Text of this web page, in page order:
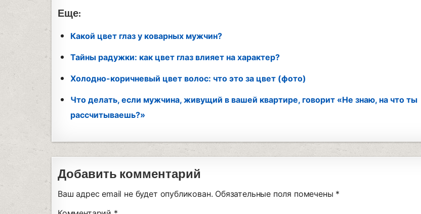
Еще:
Какой цвет глаз у коварных мужчин?
Тайны радужки: как цвет глаз влияет на характер?
Холодно-коричневый цвет волос: что это за цвет (фото)
Что делать, если мужчина, живущий в вашей квартире, говорит «Не знаю, на что ты
рассчитываешь?»
Добавить комментарий
Ваш адрес email не будет опубликован. Обязательные поля помечены *